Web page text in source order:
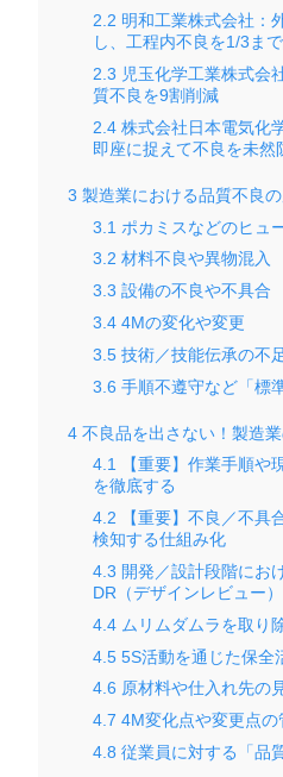
2.2 明和工業株式会社：
し、工程内不良を1/3ま
2.3 児玉化学工業株式会
質不良を9割削減
2.4 株式会社日本電気化
即座に捉えて不良を未然
3 製造業における品質不良
3.1 ポカミスなどのヒュ
3.2 材料不良や異物混入
3.3 設備の不良や不具合
3.4 4Mの変化や変更
3.5 技術／技能伝承の不
3.6 手順不遵守など「標
4 不良品を出さない！製造
4.1 【重要】作業手順や
を徹底する
4.2 【重要】不良／不具
検知する仕組み化
4.3 開発／設計段階にお
DR（デザインレビュー）
4.4 ムリムダムラを取り
4.5 5S活動を通じた保全
4.6 原材料や仕入れ先の
4.7 4M変化点や変更点の
4.8 従業員に対する「品